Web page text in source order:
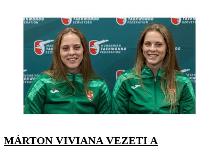
MÁRTON VIVIANA VEZETI A